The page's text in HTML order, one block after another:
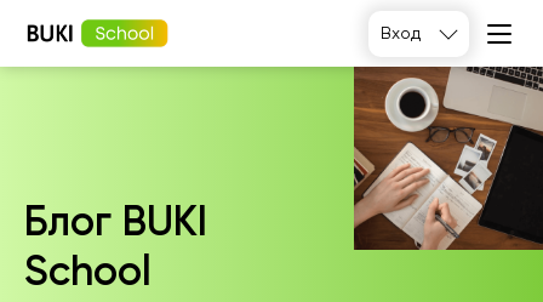
Вход
Блог BUKI
School